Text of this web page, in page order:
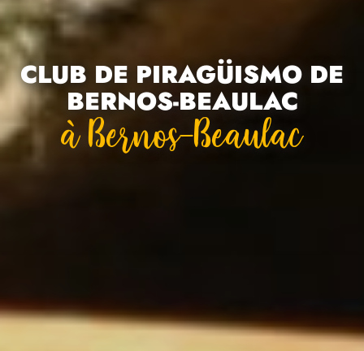
CLUB DE PIRAGÜISMO DE
BERNOS-BEAULAC
À Bernos-Beaulac